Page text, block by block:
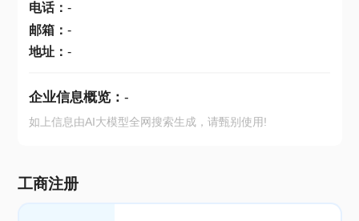
电话： -
邮箱： -
地址： -
企业信息概览： -
如上信息由AI大模型全网搜索生成，请甄别使用!
工商注册